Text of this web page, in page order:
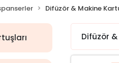
Difüzör & Makine
Difüzör